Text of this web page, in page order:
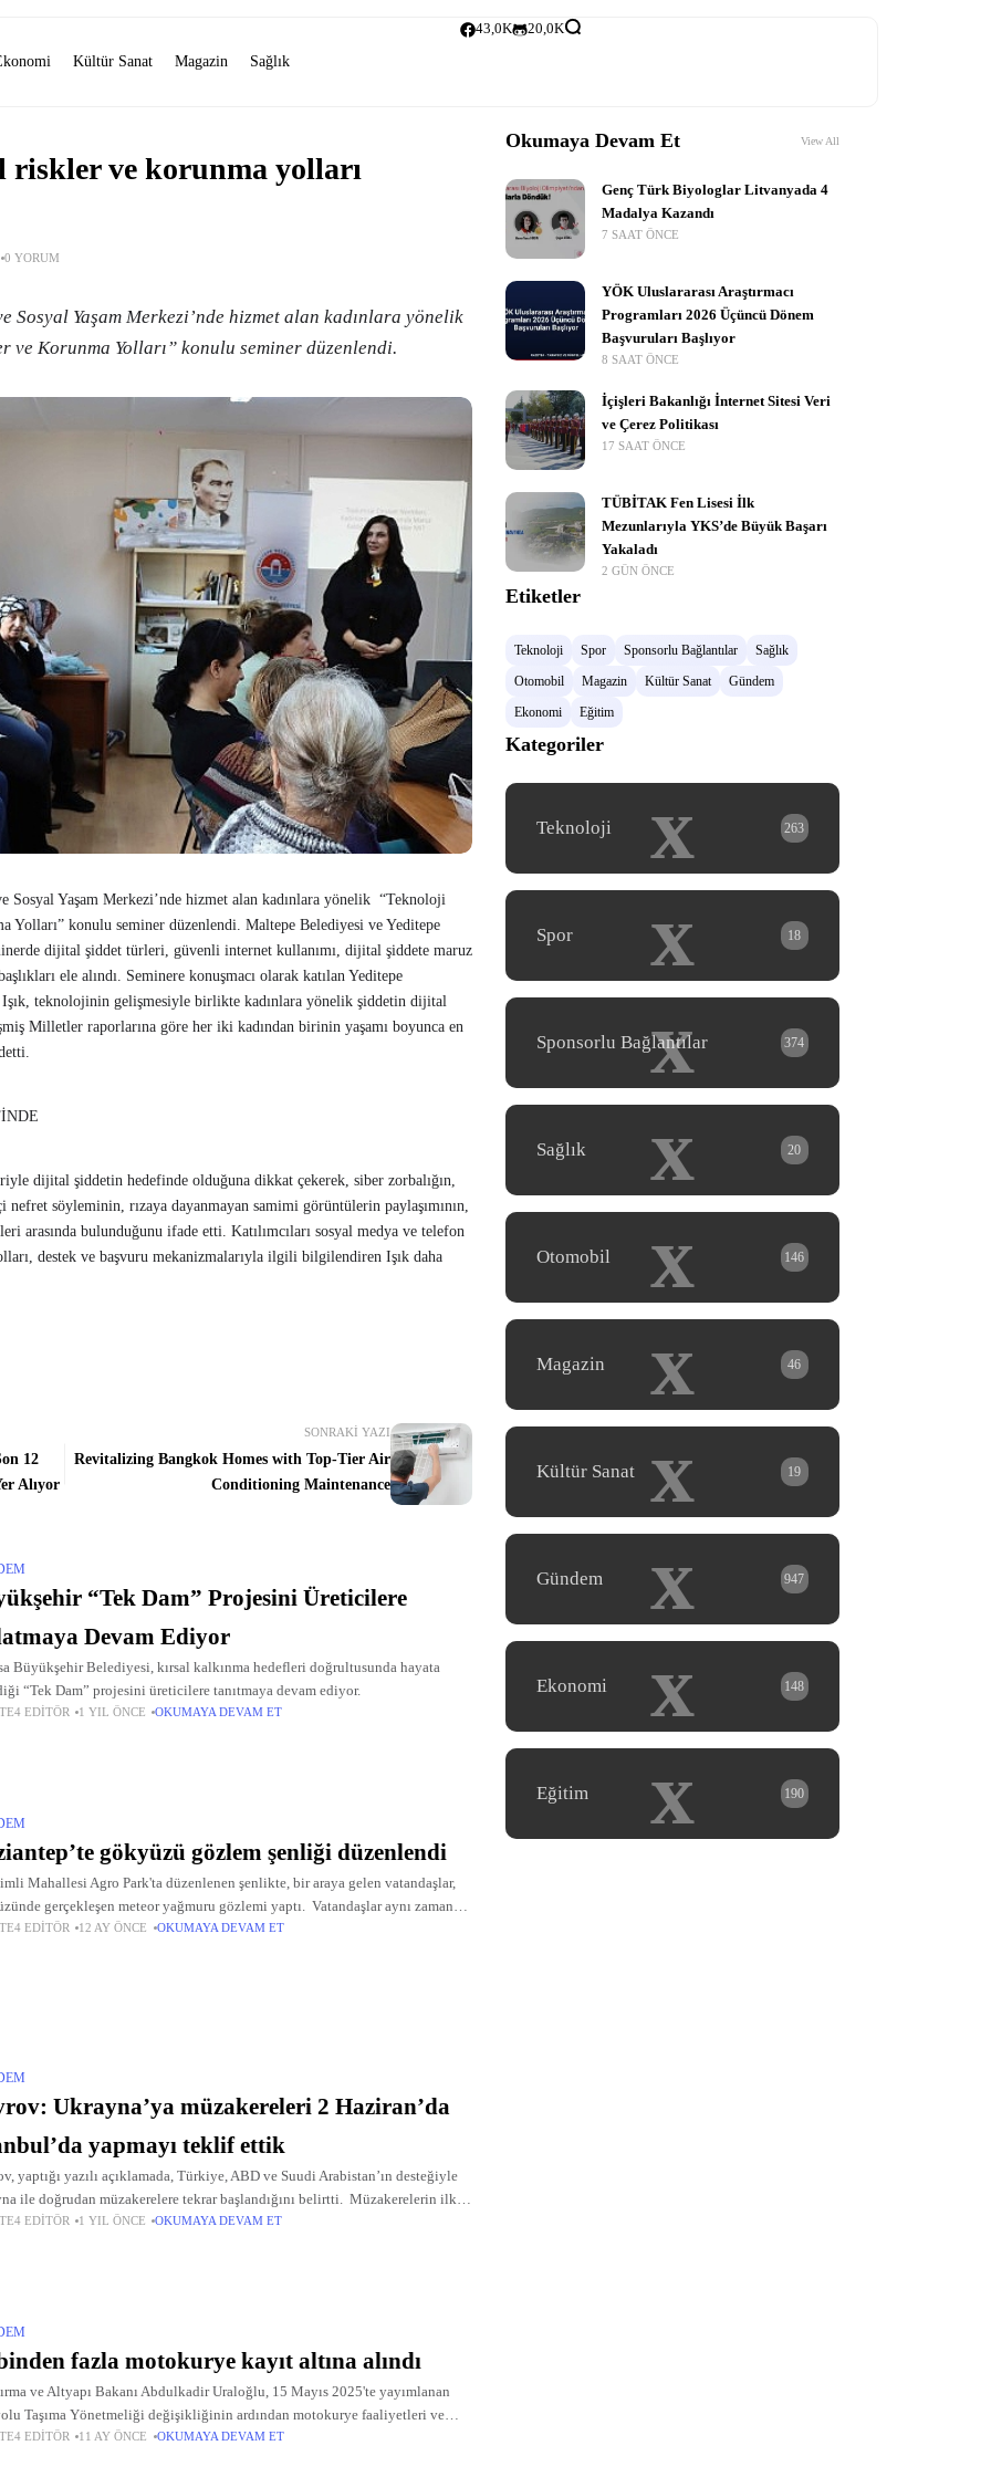
Kültür Sanat Magazin Sağlık
43,0K 20,0K
ve korunma yolları
0 YORUM
Sosyal Yaşam Merkezi’nde hizmet alan kadınlara yönelik
Korunma Yolları” konulu seminer düzenlendi.
Sosyal Yaşam Merkezi’nde hizmet alan kadınlara yönelik “Teknoloji
Yolları” konulu seminer düzenlendi. Maltepe Belediyesi ve Yeditepe
dijital şiddet türleri, güvenli internet kullanımı, dijital şiddete maruz
ele alındı. Seminere konuşmacı olarak katılan Yeditepe
teknolojinin gelişmesiyle birlikte kadınlara yönelik şiddetin dijital
Milletler raporlarına göre her iki kadından birinin yaşamı boyunca en
dijital şiddetin hedefinde olduğuna dikkat çekerek, siber zorbalığın,
söyleminin, rızaya dayanmayan samimi görüntülerin paylaşımının,
arasında bulunduğunu ifade etti. Katılımcıları sosyal medya ve telefon
destek ve başvuru mekanizmalarıyla ilgili bilgilendiren Işık daha
12
Alıyor
SONRAKI YAZI
Revitalizing Bangkok Homes with Top-Tier Air
Conditioning Maintenance
“Tek Dam” Projesini Üreticilere
Devam Ediyor
Büyükşehir Belediyesi, kırsal kalkınma hedefleri doğrultusunda hayata
“Tek Dam” projesini üreticilere tanıtmaya devam ediyor.
EDITÖR 1 YIL ÖNCE OKUMAYA DEVAM ET
gökyüzü gözlem şenliği düzenlendi
Mahallesi Agro Park'ta düzenlenen şenlikte, bir araya gelen vatandaşlar,
gerçekleşen meteor yağmuru gözlemi yaptı. Vatandaşlar aynı zamanda
Satürn, Jüpiter ve Ay'ı gözlemledi. Etkinlikte konuşan
EDITÖR 12 AY ÖNCE OKUMAYA DEVAM ET
Ukrayna’ya müzakereleri 2 Haziran’da
yapmayı teklif ettik
yaptığı yazılı açıklamada, Türkiye, ABD ve Suudi Arabistan’ın desteğiyle
ile doğrudan müzakerelere tekrar başlandığını belirtti. Müzakerelerin ilk
İstanbul’da 16 Mayıs’ta gerçekleştiğini anımsatan Lavrov, orada varılan
EDITÖR 1 YIL ÖNCE OKUMAYA DEVAM ET
fazla motokurye kayıt altına alındı
ve Altyapı Bakanı Abdulkadir Uraloğlu, 15 Mayıs 2025'te yayımlanan
Taşıma Yönetmeliği değişikliğinin ardından motokurye faaliyetleri ve
sonrasında başlayan yeni döneme ilişkin bilgi verdi. Motokurye
EDITÖR 11 AY ÖNCE OKUMAYA DEVAM ET
Okumaya Devam Et View All
Genç Türk Biyologlar Litvanyada 4
Madalya Kazandı
7 SAAT ÖNCE
YÖK Uluslararası Araştırmacı
Programları 2026 Üçüncü Dönem
Başvuruları Başlıyor
8 SAAT ÖNCE
İçişleri Bakanlığı İnternet Sitesi Veri
ve Çerez Politikası
17 SAAT ÖNCE
TÜBİTAK Fen Lisesi İlk
Mezunlarıyla YKS’de Büyük Başarı
Yakaladı
2 GÜN ÖNCE
Etiketler
Teknoloji Spor Sponsorlu Bağlantılar
Sağlık
Otomobil
Magazin Kültür Sanat
Gündem
Ekonomi
Eğitim
Kategoriler
x
Teknoloji 263
x
Spor 18
x
Sponsorlu Bağlantılar 374
x
Sağlık 20
x
Otomobil 146
x
Magazin 46
x
Kültür Sanat 19
x
Gündem 947
x
Ekonomi 148
x
Eğitim 190